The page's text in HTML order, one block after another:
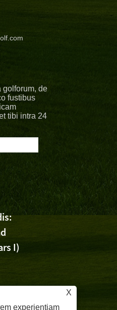
golforum, de
fustibus
tibi intra 24
I)
Albatross
X
experientiam